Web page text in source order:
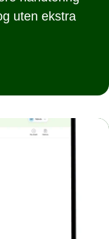
uten ekstra